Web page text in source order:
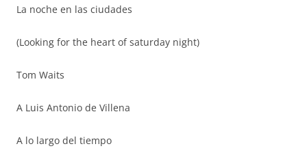
La noche en las ciudades
(Looking for the heart of saturday night)
Tom Waits
A Luis Antonio de Villena
A lo largo del tiempo